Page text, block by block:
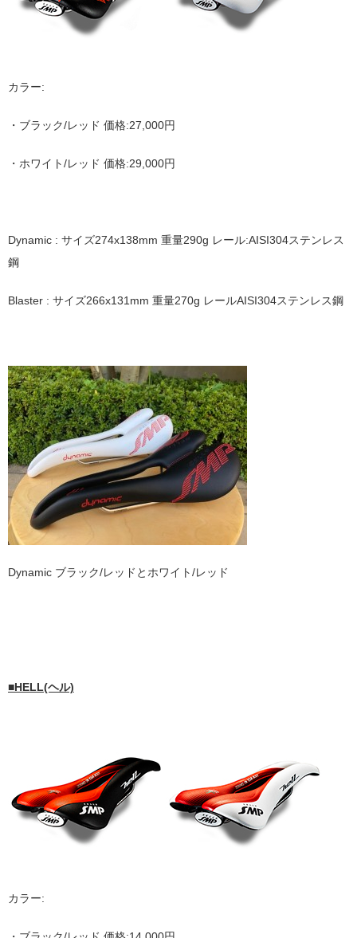
カラー:
・ブラック/レッド 価格:27,000円
・ホワイト/レッド 価格:29,000円
Dynamic : サイズ274x138mm 重量290g レール:AISI304ステンレス
鋼
Blaster : サイズ266x131mm 重量270g レールAISI304ステンレス鋼
Dynamic ブラック/レッドとホワイト/レッド
■HELL(ヘル)
カラー: